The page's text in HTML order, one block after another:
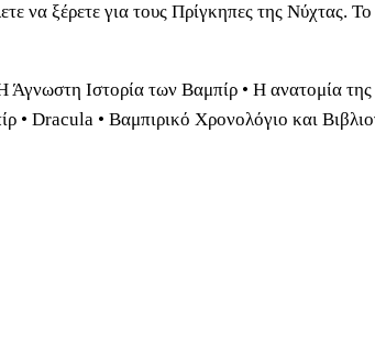
να ξέρετε για τους Πρίγκηπες της Νύχτας.
Ιστορία των Βαμπίρ • Η ανατομία
• Dracula • Βαμπιρικό Χρονολόγιο και